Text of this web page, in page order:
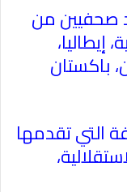
صحفيين من
إيطاليا،
باكستان
التي تقدمها